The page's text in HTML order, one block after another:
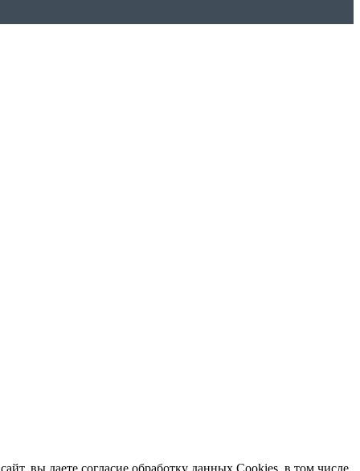
вы даете согласие обработку данных Cookies, в том числе